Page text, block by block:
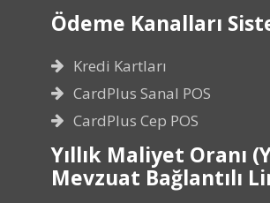
Ödeme Kanalları
Kredi Kartları
CardPlus Sanal POS
CardPlus Cep POS
Yıllık Maliyet Oranı
Mevzuat Bağlantılı